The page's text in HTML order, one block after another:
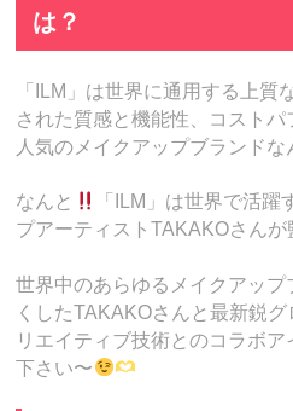
は？
「ILM」は世界に通用する上質
された質感と機能性、コスト
人気のメイクアップブランドな
なんと
「ILM」は世界で活
プアーティストTAKAKOさんが
世界中のあらゆるメイクアッ
くしたTAKAKOさんと最新鋭
リエイティブ技術とのコラボ
下さい〜